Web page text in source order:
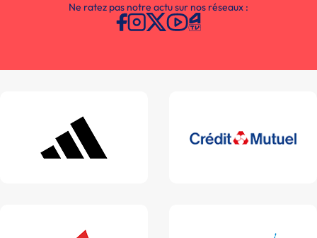
Ne ratez pas notre actu sur nos réseaux :